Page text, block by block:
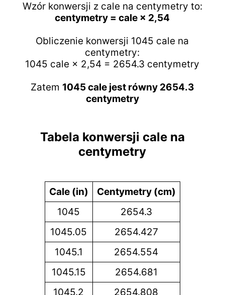
Wzór konwersji z cale na centymetry to:
centymetry = cale × 2,54
Obliczenie konwersji 1045 cale na
centymetry:
1045 cale × 2,54 = 2654.3 centymetry
Zatem 1045 cale jest równy 2654.3
centymetry
Tabela konwersji cale na
centymetry
Cale (in)
Centymetry (cm)
1045
2654.3
1045.05
2654.427
1045.1
2654.554
1045.15
2654.681
1045.2
2654.808